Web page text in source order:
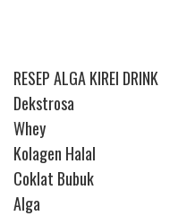
RESEP ALGA KIREI DRINK
Dekstrosa
Whey
Kolagen Halal
Coklat Bubuk
Alga